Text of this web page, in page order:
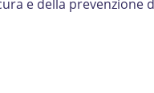
e della prevenzione